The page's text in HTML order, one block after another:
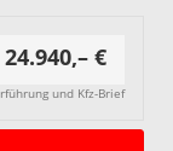
24.940,– €
und Kfz-Brief